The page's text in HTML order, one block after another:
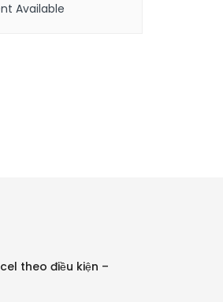
Available
theo điều kiện –